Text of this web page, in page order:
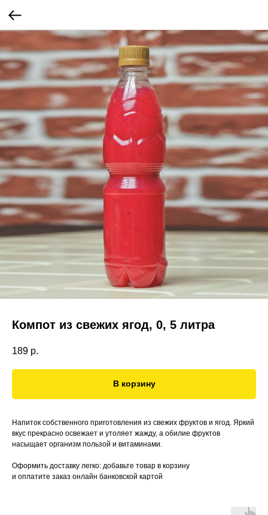
Компот из свежих ягод, 0, 5 литра
189 р.
В корзину
Напиток собственного приготовления из свежих фруктов и ягод. Яркий
вкус прекрасно освежает и утоляет жажду, а обилие фруктов
насыщает организм пользой и витаминами.
Оформить доставку легко: добавьте товар в корзину
и оплатите заказ онлайн банковской картой